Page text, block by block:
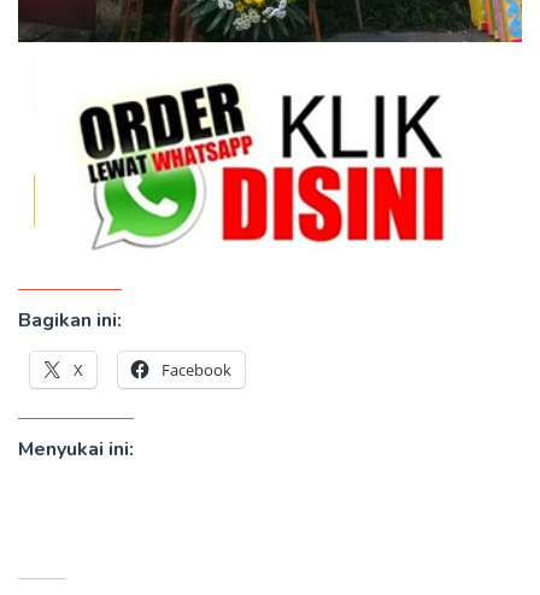
Bagikan ini:
X Facebook
Menyukai ini: